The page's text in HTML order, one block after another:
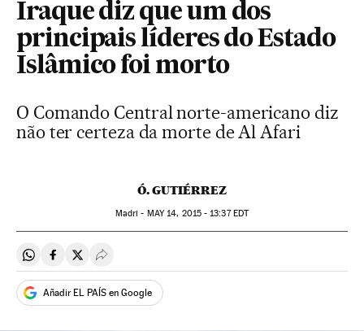
Iraque diz que um dos
principais líderes do Estado
Islâmico foi morto
O Comando Central norte-americano diz
não ter certeza da morte de Al Afari
Ó. GUTIÉRREZ
Madri - MAY14, 2015 - 13:37EDT
Compartir en Whatsapp
Compartir en Facebook
Compartir en Twitter
Desplegar Redes Sociales
Añadir EL PAÍS en Google